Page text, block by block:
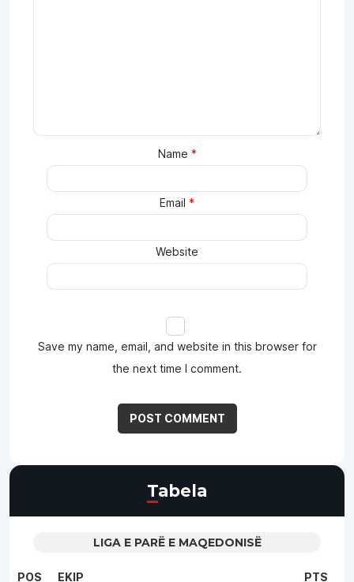
Name *
Email *
Website
Save my name, email, and website in this browser for
the next time I comment.
Tabela
LIGA E PARË E MAQEDONISË
POS EKIP PTS